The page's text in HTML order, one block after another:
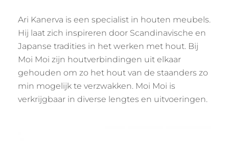
Ari Kanerva is een specialist in houten meubels.
Hij laat zich inspireren door Scandinavische en
Japanse tradities in het werken met hout. Bij
Moi Moi zijn houtverbindingen uit elkaar
gehouden om zo het hout van de staanders zo
min mogelijk te verzwakken. Moi Moi is
verkrijgbaar in diverse lengtes en uitvoeringen.